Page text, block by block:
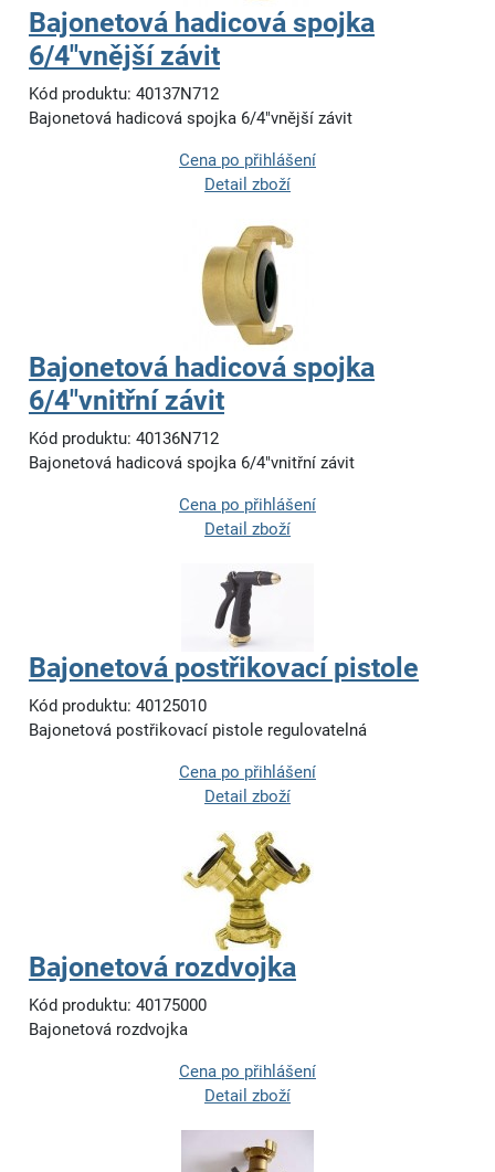
Bajonetová hadicová spojka
6/4"vnější závit
Kód produktu: 40137N712
Bajonetová hadicová spojka 6/4"vnější závit
Cena po přihlášení
Detail zboží
Bajonetová hadicová spojka
6/4"vnitřní závit
Kód produktu: 40136N712
Bajonetová hadicová spojka 6/4"vnitřní závit
Cena po přihlášení
Detail zboží
Bajonetová postřikovací pistole
Kód produktu: 40125010
Bajonetová postřikovací pistole regulovatelná
Cena po přihlášení
Detail zboží
Bajonetová rozdvojka
Kód produktu: 40175000
Bajonetová rozdvojka
Cena po přihlášení
Detail zboží